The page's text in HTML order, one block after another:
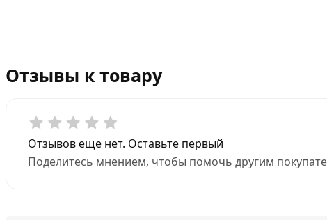
Отзывы к товару
Отзывов еще нет. Оставьте первый
Поделитесь мнением, чтобы помочь другим